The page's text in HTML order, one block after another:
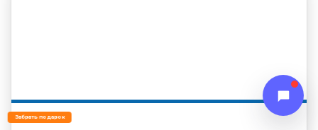
Забрать подарок